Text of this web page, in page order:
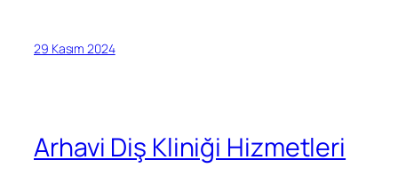
29 Kasım 2024
Arhavi Diş Kliniği Hizmetleri